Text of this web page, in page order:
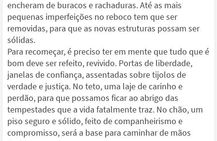
encheram de buracos e rachaduras. Até as mais
pequenas imperfeições no reboco tem que ser
removidas, para que as novas estruturas possam ser
sólidas.
Para recomeçar, é preciso ter em mente que tudo que é
bom deve ser refeito, revivido. Portas de liberdade,
janelas de confiança, assentadas sobre tijolos de
verdade e justiça. No teto, uma laje de carinho e
perdão, para que possamos ficar ao abrigo das
tempestades que a vida fatalmente traz. No chão, um
piso seguro e sólido, feito de companheirismo e
compromisso, será a base para caminhar de mãos